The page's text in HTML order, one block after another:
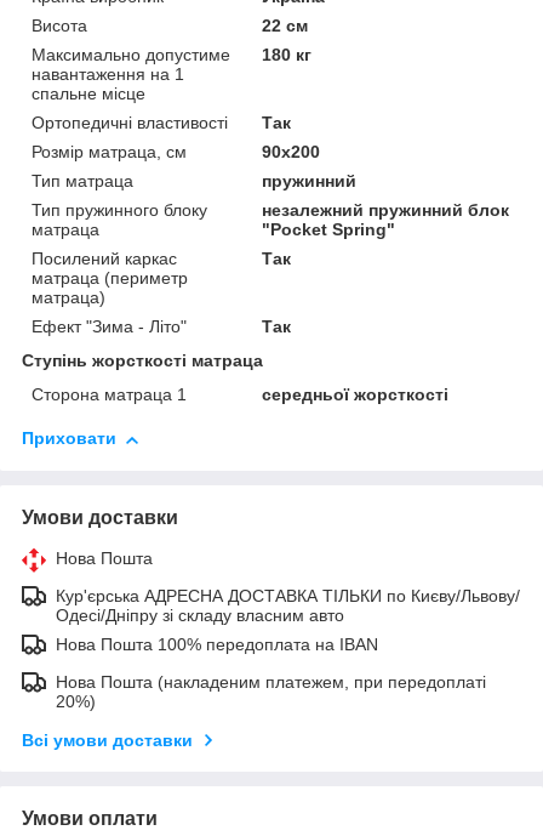
Висота
22 см
Максимально допустиме
навантаження на 1
спальне місце
180 кг
Ортопедичні властивості
Так
Розмір матраца, см
90х200
Тип матраца
пружинний
Тип пружинного блоку
матраца
незалежний пружинний блок
"Pocket Spring"
Посилений каркас
матраца (периметр
матраца)
Так
Ефект "Зима - Літо"
Так
Ступінь жорсткості матраца
Сторона матраца 1
середньої жорсткості
Приховати
Умови доставки
Нова Пошта
Кур'єрська АДРЕСНА ДОСТАВКА ТІЛЬКИ по Києву/Львову/
Одесі/Дніпру зі складу власним авто
Нова Пошта 100% передоплата на IBAN
Нова Пошта (накладеним платежем, при передоплаті
20%)
Всі умови доставки
Умови оплати